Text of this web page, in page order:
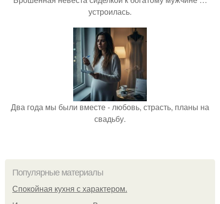
устроилась.
Два года мы были вместе - любовь, страсть, планы на
свадьбу.
Популярные материалы
Спокойная кухня с характером.